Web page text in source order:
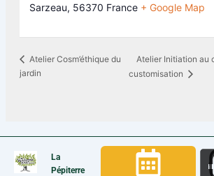
Sarzeau, 56370 France + Google Map
Atelier Cosm’éthique du
jardin
Atelier Initiation au
customisation
La
Pépiterre